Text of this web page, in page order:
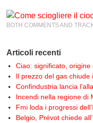
BOTH COMMENTS AND
Articoli recenti
Ciao: significato,
Il prezzo del gas
Confindustria lancia
Incendi nella regione di
Fmi loda i progressi
Belgio, Prévot chiede